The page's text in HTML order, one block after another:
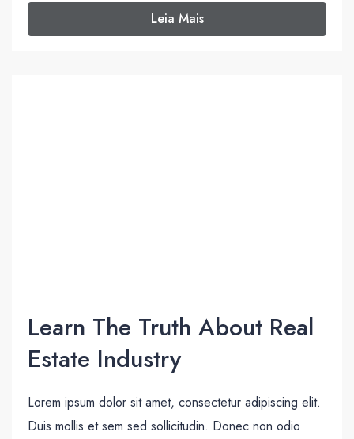
Leia Mais
Learn The Truth About Real
Estate Industry
Lorem ipsum dolor sit amet, consectetur adipiscing elit.
Duis mollis et sem sed sollicitudin. Donec non odio